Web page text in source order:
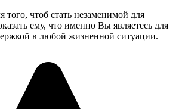
того, чтоб стать незаменимой для
ему, что именно Вы являетесь для
в любой жизненной ситуации.